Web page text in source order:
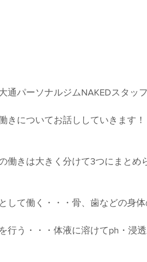
通パーソナルジムNAKEDスタッ
きについてお話ししていきます！
働きは大きく分けて3つにまとめ
て働く・・・骨、歯などの身体
行う・・・体液に溶けてph・浸